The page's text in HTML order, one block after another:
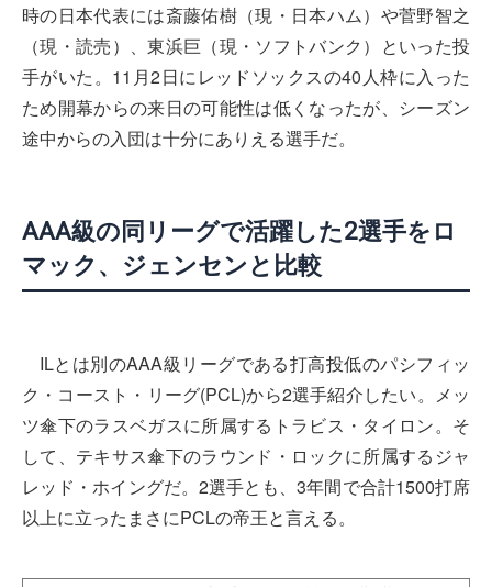
時の日本代表には斎藤佑樹（現・日本ハム）や菅野智之
（現・読売）、東浜巨（現・ソフトバンク）といった投
手がいた。11月2日にレッドソックスの40人枠に入った
ため開幕からの来日の可能性は低くなったが、シーズン
途中からの入団は十分にありえる選手だ。
AAA級の同リーグで活躍した2選手をロ
マック、ジェンセンと比較
ILとは別のAAA級リーグである打高投低のパシフィッ
ク・コースト・リーグ(PCL)から2選手紹介したい。メッ
ツ傘下のラスベガスに所属するトラビス・タイロン。そ
して、テキサス傘下のラウンド・ロックに所属するジャ
レッド・ホイングだ。2選手とも、3年間で合計1500打席
以上に立ったまさにPCLの帝王と言える。